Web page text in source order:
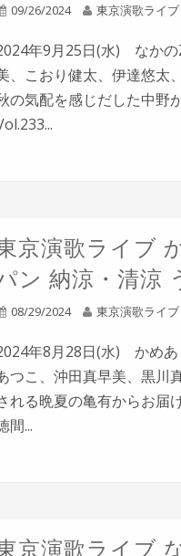
09/26/2024 東京演歌ライブ
年9月25日(水) なかの
、こおり健太、伊達悠太
の気配を感じだした中野
京演歌ライブ
ン 納涼・清涼
08/29/2024 東京演歌ライブ
年8月28日(水) かめあ
つこ、沖田真早美、黒川
れる晩夏の亀有からお届
間...
京演歌ライブ